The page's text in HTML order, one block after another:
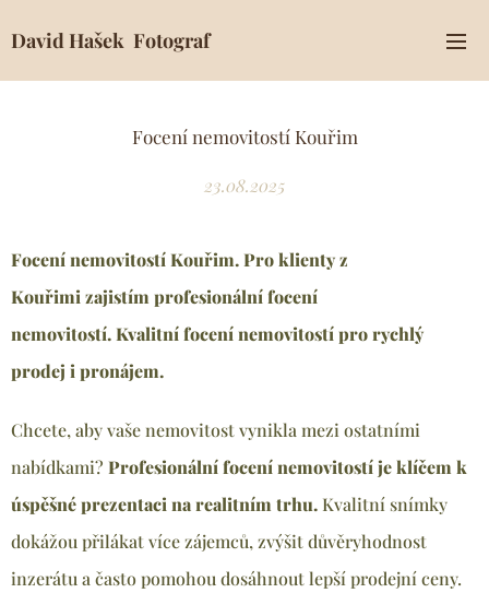
David Hašek Fotograf
Focení nemovitostí Kouřim
23.08.2025
Focení nemovitostí Kouřim. Pro klienty z
Kouřimi zajistím profesionální focení
nemovitostí.Kvalitní focení nemovitostí pro rychlý
prodej i pronájem.
Chcete, aby vaše nemovitost vynikla mezi ostatními
nabídkami? Profesionální focení nemovitostí je klíčem k
úspěšné prezentaci na realitním trhu.Kvalitní snímky
dokážou přilákat více zájemců, zvýšit důvěryhodnost
inzerátu a často pomohou dosáhnout lepší prodejní ceny.